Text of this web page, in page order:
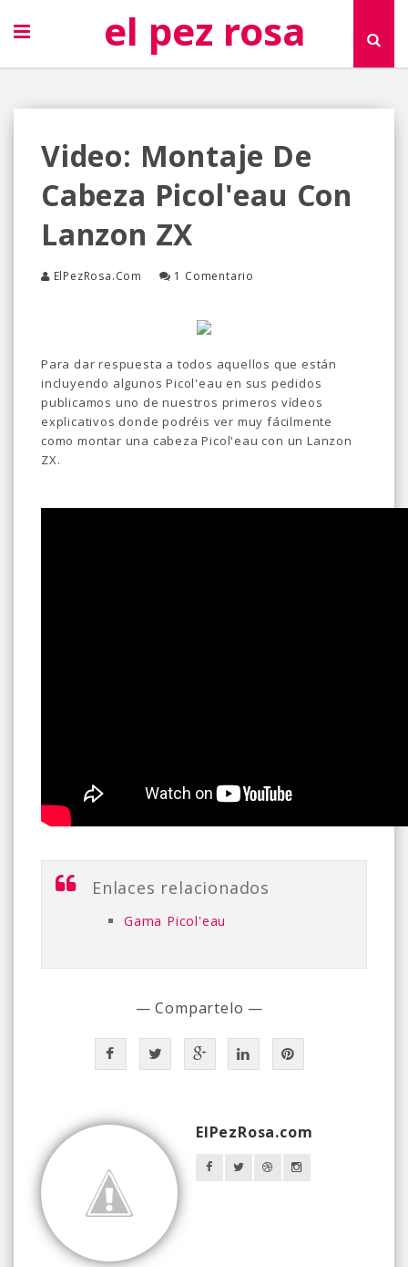
el pez rosa
Video: Montaje De
Cabeza Picol'eau Con
Lanzon ZX
ElPezRosa.com 1 Comentario
Para dar respuesta a todos aquellos que están
incluyendo algunos Picol'eau en sus pedidos
publicamos uno de nuestros primeros vídeos
explicativos donde podréis ver muy fácilmente
como montar una cabeza Picol'eau con un Lanzon
ZX.
Enlaces relacionados
Gama Picol'eau
— Compartelo —
ElPezRosa.com